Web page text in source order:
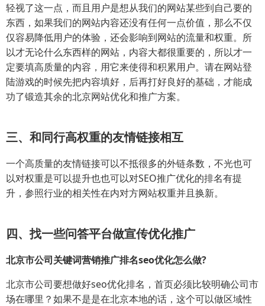
轻视了这一点，而且用户是想从我们的网站某些到自己要的
东西，如果我们的网站内容还没有任何一点价值，那么不仅
仅容易降低用户的体验，还会影响到网站的流量和权重。所
以才无论什么东西样的网站，内容大都很重要的，所以才一
定要填高质量的内容，用它来使得和积累用户。请在网站登
陆游戏的时候先把内容填好，后再打好良好的基础，才能成
功了锻造其余的北京网站优化和推广方案。
三、和同行高权重的友情链接相互
一个高质量的友情链接可以不抵很多的外链条数，不光也可
以对权重是可以提升也也可以对SEO推广优化的排名有提
升，参照行业的相关性在内对方网站权重并且换新。
四、找一些问答平台做宣传优化推广
北京市公司关键词营销推广排名seo优化怎么做?
北京市公司要想做好seo优化排名，首页必须比较明确公司市
场在哪里？如果不是是在北京本地的话，这个可以做区域性